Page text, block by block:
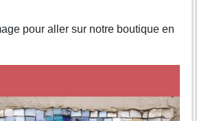
pour aller sur notre boutique en